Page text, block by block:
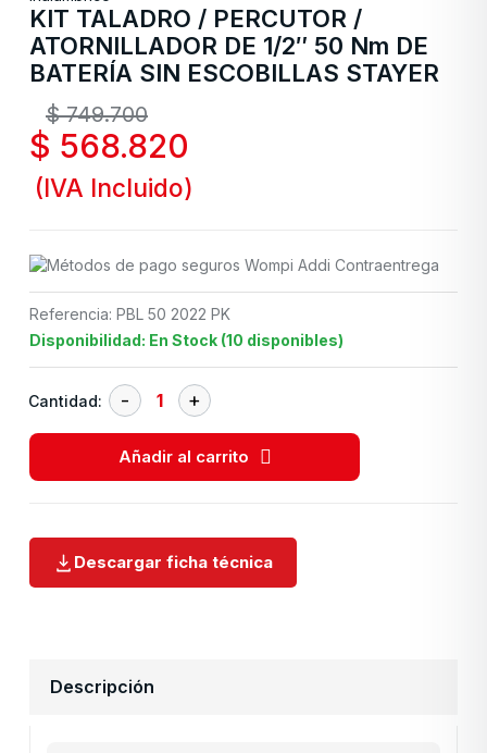
KIT TALADRO / PERCUTOR /
ATORNILLADOR DE 1/2″ 50 Nm DE
BATERÍA SIN ESCOBILLAS STAYER
$749.700
$ 568.820
(IVA Incluido)
Referencia: PBL 50 2022 PK
Disponibilidad: En Stock (10 disponibles)
Cantidad:
Añadir al carrito
Descargar ficha técnica
Descripción